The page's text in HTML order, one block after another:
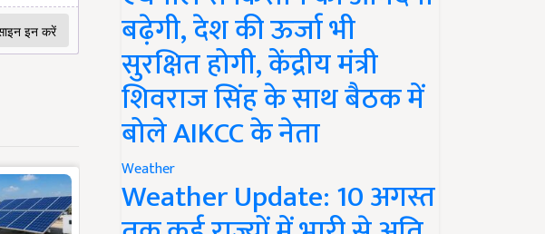
बढ़ेगी, देश की ऊर्जा भी
सुरक्षित होगी, केंद्रीय मंत्री
शिवराज सिंह के साथ बैठक में
बोले AIKCC के नेता
Weather
Weather Update: 10 अगस्त